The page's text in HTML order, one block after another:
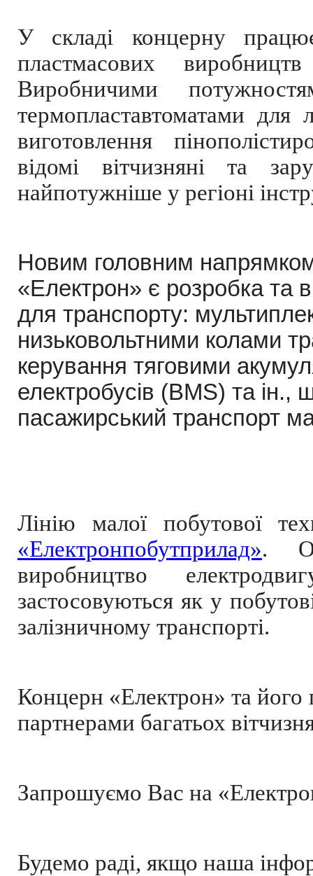
У складі концерну
пластмасових
Виробничими
термопластавтоматами для
виготовлення
відомі вітчизняні та
найпотужніше у регіоні
Новим головним напрямком
«Електрон» є розробка та
для транспорту:
низьковольтними колами
керування тяговими
електробусів (BMS) та
пасажирський транспорт
Лінію малої побутової
«Електронпобутприлад».
виробництво
застосовуються як у
залізничному транспорті.
Концерн «Електрон» та його
партнерами багатьох
Запрошуємо Вас на
Будемо раді, якщо наша